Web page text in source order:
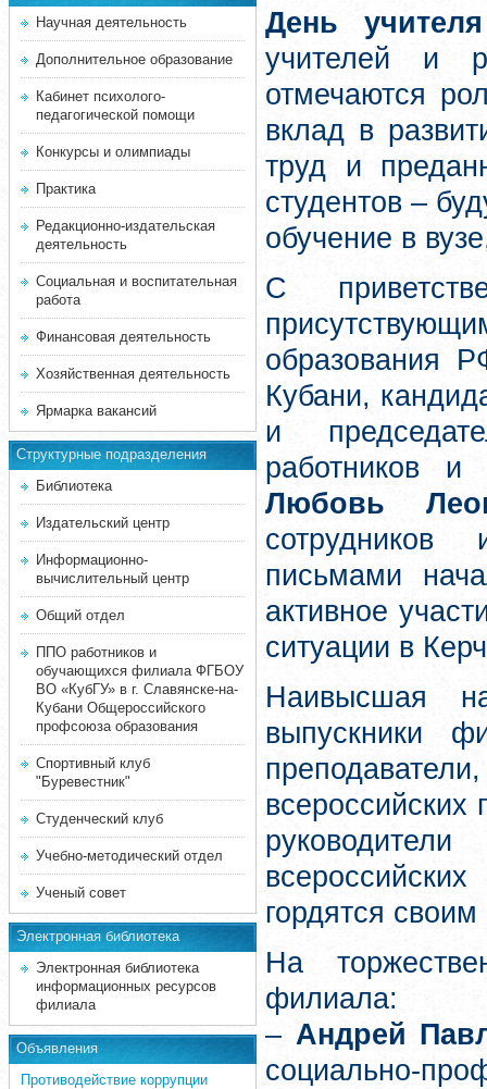
Научная деятельность
Дополнительное образование
Кабинет психолого-
педагогической помощи
Конкурсы и олимпиады
Практика
Редакционно-издательская
деятельность
Социальная и воспитательная
работа
Финансовая деятельность
Хозяйственная деятельность
Ярмарка вакансий
Структурные подразделения
Библиотека
Издательский центр
Информационно-
вычислительный центр
Общий отдел
ППО работников и
обучающихся филиала ФГБОУ
ВО «КубГУ» в г. Славянске-на-
Кубани Общероссийского
профсоюза образования
Спортивный клуб
"Буревестник"
Студенческий клуб
Учебно-методический отдел
Ученый совет
Электронная библиотека
Электронная библиотека
информационных ресурсов
филиала
Объявления
Противодействие коррупции
День учителя
учителей и
отмечаются
вклад в
труд и
студентов –
обучение в
С
образования
Кубани,
и
работников и
Любовь
сотрудников
письмами
активное
ситуации в
Наивысшая
выпускники
гордятся
На
филиала:
– Андрей
социально-